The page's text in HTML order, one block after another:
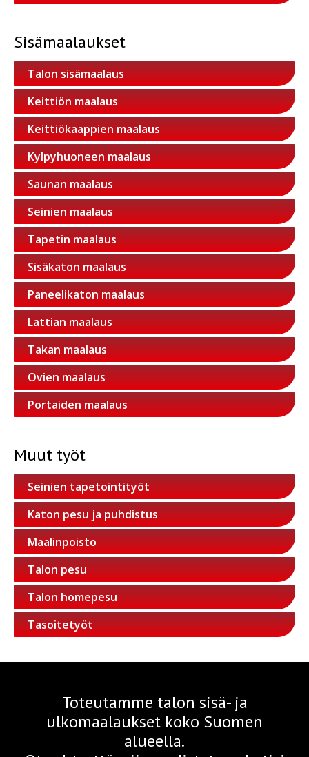
Sisämaalaukset
Talon sisämaalaus
Keittiön maalaus
Keittiökaappien maalaus
Kylpyhuoneen maalaus
Saunan maalaus
Seinien maalaus
Tapetin maalaus
Sisäkaton maalaus
Paneelikaton maalaus
Lattian maalaus
Takan maalaus
Ovien maalaus
Portaiden maalaus
Muut työt
Seinien tapetointityöt
Katon pesu ja puhdistus
Maalinpoisto
Talon pesu
Talon homepesu
Tasoitetyöt
Toteutamme talon sisä- ja
ulkomaalaukset koko Suomen
alueella.